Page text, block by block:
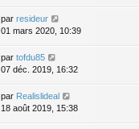
par resideur
01 mars 2020, 10:39
par tofdu85
07 déc. 2019, 16:32
par Realislideal
18 août 2019, 15:38